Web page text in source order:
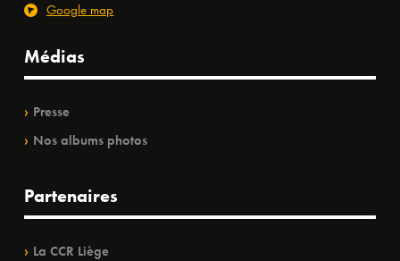
Google map
Médias
Presse
Nos albums photos
Partenaires
La CCR Liège